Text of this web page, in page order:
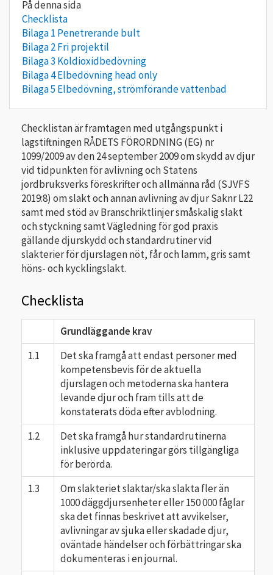
Checklista
Bilaga 1 Penetrerande bult
Bilaga 2 Fri projektil
Bilaga 3 Koldioxidbedövning
Bilaga 4 Elbedövning head only
Bilaga 5 Elbedövning, strömförande vattenbad
Checklistan är framtagen med utgångspunkt i
lagstiftningen RÅDETS FÖRORDNING (EG) nr
1099/2009 av den 24 september 2009 om skydd av djur
vid tidpunkten för avlivning och Statens
jordbruksverks föreskrifter och allmänna råd (SJVFS
2019:8) om slakt och annan avlivning av djur Saknr L22
samt med stöd av Branschriktlinjer småskalig slakt
och styckning samt Vägledning för god praxis
gällande djurskydd och standardrutiner vid
slakterier för djurslagen nöt, får och lamm, gris samt
höns- och kycklingslakt.
Checklista
Grundläggande krav
1.1
Det ska framgå att endast personer med
kompetensbevis för de aktuella
djurslagen och metoderna ska hantera
levande djur och fram tills att de
konstaterats döda efter avblodning.
1.2
Det ska framgå hur standardrutinerna
inklusive uppdateringar görs tillgängliga
för berörda.
1.3
Om slakteriet slaktar/ska slakta fler än
1000 däggdjursenheter eller 150 000 fåglar
ska det finnas beskrivet att avvikelser,
avlivningar av sjuka eller skadade djur,
oväntade händelser och förbättringar ska
dokumenteras i en journal.